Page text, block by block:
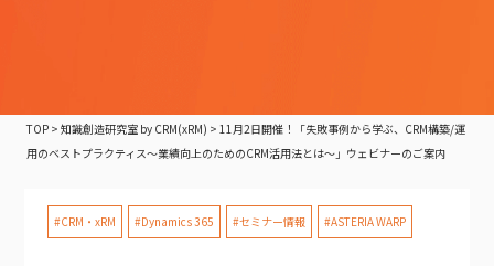
TOP >知識創造研究室 by CRM(xRM) >11月2日開催！「失敗事例から学ぶ、CRM構築/運
用のベストプラクティス～業績向上のためのCRM活用法とは～」ウェビナーのご案内
#CRM・xRM #Dynamics 365 #セミナー情報 #ASTERIA WARP